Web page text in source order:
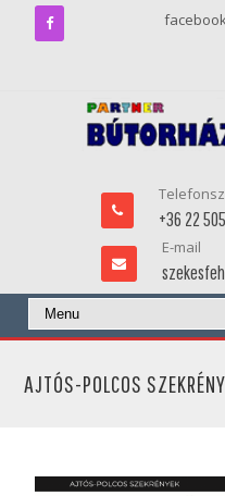
+36 22
E-mail
AJTÓS-POLCOS